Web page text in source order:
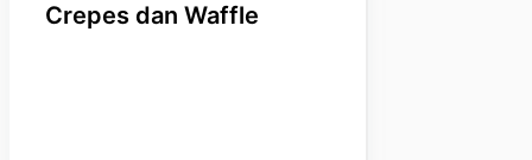
Crepes dan Waffle